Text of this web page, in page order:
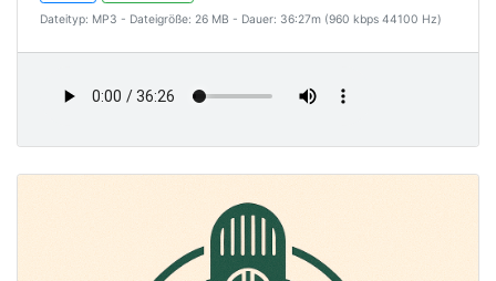
Dateityp: MP3 - Dateigröße: 26 MB - Dauer: 36:27m (960 kbps 44100 Hz)